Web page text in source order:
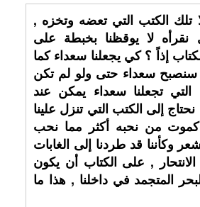
تلك الكتب التي تعضه وتخزه ,
نقرأه لا يوقظنا بخبطة على
إذاً ؟ كي يجعلنا سعداء كما
سنصبح سعداء حتى ولو لم تكن
تجعلنا سعداء يمكن عند
نحتاج إلى الكتب التي تنزل علينا
, كموت من نحبه أكثر مما نحب
وكأننا قد طردنا إلى الغابات
, على الكتاب أن يكون
المتجمد في داخلنا , هذا ما